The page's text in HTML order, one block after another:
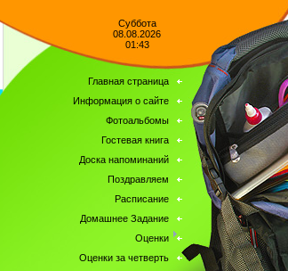
Суббота
08.08.2026
01:43
Главная страница
Информация о сайте
Фотоальбомы
Гостевая книга
Доска напоминаний
Поздравляем
Расписание
Домашнее Задание
Оценки
Оценки за четверть